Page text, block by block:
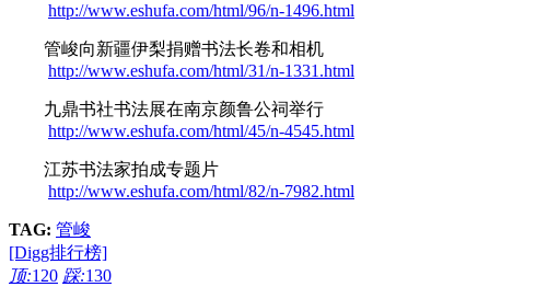
http://www.eshufa.com/html/96/n-1496.html
管峻向新疆伊梨捐赠书法长卷和相机
http://www.eshufa.com/html/31/n-1331.html
九鼎书社书法展在南京颜鲁公祠举行
http://www.eshufa.com/html/45/n-4545.html
江苏书法家拍成专题片
http://www.eshufa.com/html/82/n-7982.html
TAG: 管峻
[Digg排行榜]
顶:120 踩:130